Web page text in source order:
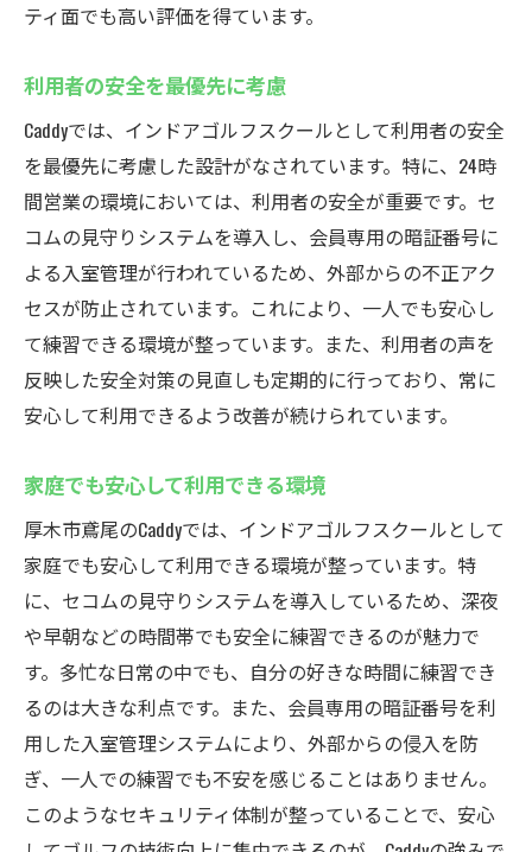
ティ面でも高い評価を得ています。
利用者の安全を最優先に考慮
Caddyでは、インドアゴルフスクールとして利用者の安全
を最優先に考慮した設計がなされています。特に、24時
間営業の環境においては、利用者の安全が重要です。セ
コムの見守りシステムを導入し、会員専用の暗証番号に
よる入室管理が行われているため、外部からの不正アク
セスが防止されています。これにより、一人でも安心し
て練習できる環境が整っています。また、利用者の声を
反映した安全対策の見直しも定期的に行っており、常に
安心して利用できるよう改善が続けられています。
家庭でも安心して利用できる環境
厚木市鳶尾のCaddyでは、インドアゴルフスクールとして
家庭でも安心して利用できる環境が整っています。特
に、セコムの見守りシステムを導入しているため、深夜
や早朝などの時間帯でも安全に練習できるのが魅力で
す。多忙な日常の中でも、自分の好きな時間に練習でき
るのは大きな利点です。また、会員専用の暗証番号を利
用した入室管理システムにより、外部からの侵入を防
ぎ、一人での練習でも不安を感じることはありません。
このようなセキュリティ体制が整っていることで、安心